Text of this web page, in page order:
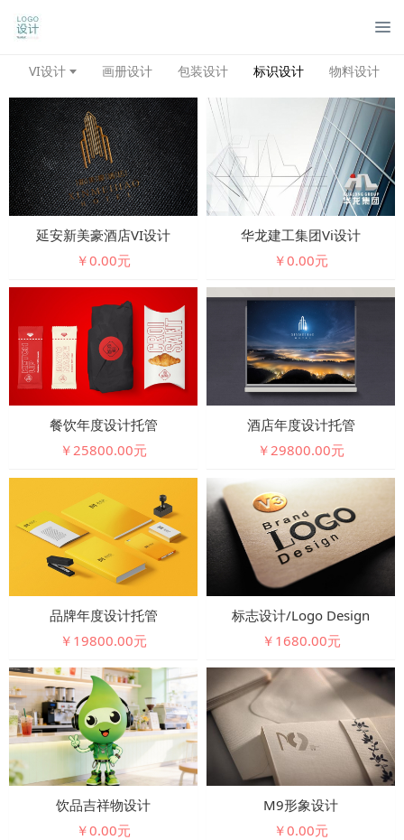
VI设计 画册设计 包装设计 标识设计 物料设计
延安新美豪酒店VI设计
￥0.00元
华龙建工集团vi设计
￥0.00元
餐饮年度设计托管
￥25800.00元
酒店年度设计托管
￥29800.00元
品牌年度设计托管
￥19800.00元
标志设计/logo Design
￥1680.00元
饮品吉祥物设计
￥0.00元
M9形象设计
￥0.00元